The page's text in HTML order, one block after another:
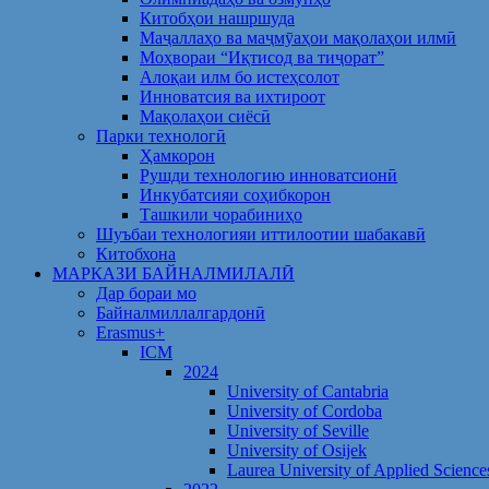
Китобҳои нашршуда
Маҷаллаҳо ва маҷмӯаҳои мақолаҳои илмӣ
Моҳвораи “Иқтисод ва тиҷорат”
Алоқаи илм бо истеҳсолот
Инноватсия ва ихтироот
Мақолаҳои сиёсӣ
Парки технологӣ
Ҳамкорон
Рушди технологию инноватсионӣ
Инкубатсияи соҳибкорон
Ташкили чорабиниҳо
Шуъбаи технологияи иттилоотии шабакавӣ
Китобхона
МАРКАЗИ БАЙНАЛМИЛАЛӢ
Дар бораи мо
Байналмиллалгардонӣ
Erasmus+
ICM
2024
University of Cantabria
University of Cordoba
University of Seville
University of Osijek
Laurea University of Applied